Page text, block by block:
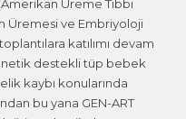
Üreme Tıbbı
Üremesi ve Embriyoloji
katılımı devam
destekli tüp bebek
kaybı konularında
bu yana GEN-ART